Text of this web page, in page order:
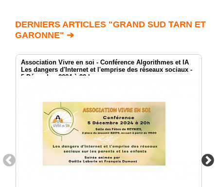
DERNIERS ARTICLES "GRAND SUD TARN ET
GARONNE" ➔
Association Vivre en soi - Conférence Algorithmes et IA
Les dangers d'Internet et l'emprise des réseaux sociaux -
5 Décembre 2024 à 20 h